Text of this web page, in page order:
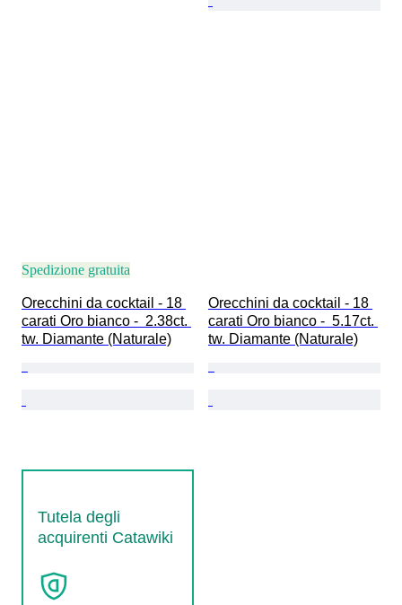
Spedizione gratuita
Orecchini da cocktail - 18
carati Oro bianco -  2.38ct.
tw. Diamante (Naturale)
Orecchini da cocktail - 18
carati Oro bianco -  5.17ct.
tw. Diamante (Naturale)
Tutela degli
acquirenti Catawiki